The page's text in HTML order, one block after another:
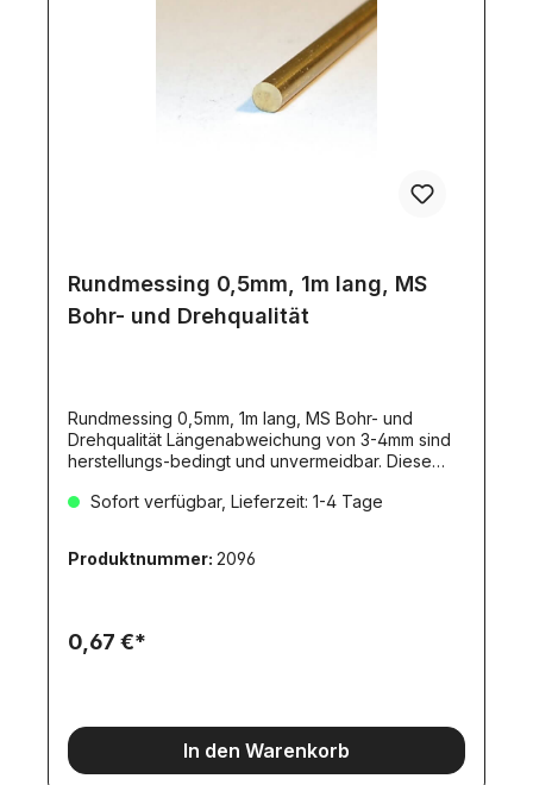
Rundmessing 0,5mm, 1m lang, MS
Bohr- und Drehqualität
Rundmessing 0,5mm, 1m lang, MS Bohr- und
Drehqualität Längenabweichung von 3-4mm sind
herstellungs-bedingt und unvermeidbar. Diese
erfordert aufgrund seine Länge den Versand als
Sofort verfügbar, Lieferzeit: 1-4 Tage
Produktnummer: 2096
0,67 €*
In den Warenkorb